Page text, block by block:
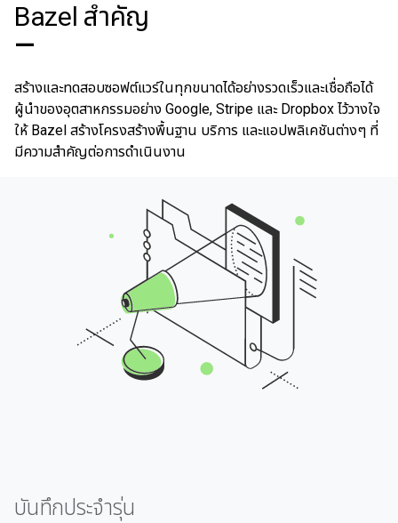
Bazel สําคัญ
—
สร้างและทดสอบซอฟต์แวร์ในทุกขนาดได้อย่างรวดเร็วและเชื่อถือได้
ผู้นําของอุตสาหกรรมอย่าง Google, Stripe และ Dropbox ไว้วางใจ
ให้ Bazel สร้างโครงสร้างพื้นฐาน บริการ และแอปพลิเคชันต่างๆ ที่
มีความสําคัญต่อการดําเนินงาน
บันทึกประจํารุ่น